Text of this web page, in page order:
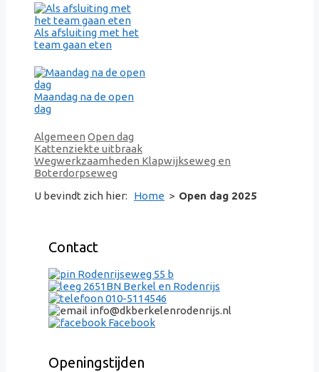
Als afsluiting met het
team gaan eten
Maandag na de open
dag
Categorieën
Algemeen Tags
Open dag
Kattenziekte uitbraak
Wegwerkzaamheden Klapwijkseweg en
Boterdorpseweg
U bevindt zich hier: Home > Open dag 2025
Contact
Rodenrijseweg 55 b
2651BN Berkel en Rodenrijs
010-5114546
info@dkberkelenrodenrijs.nl
Facebook
Openingstijden